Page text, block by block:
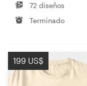
72 diseños
Terminado
199 US$